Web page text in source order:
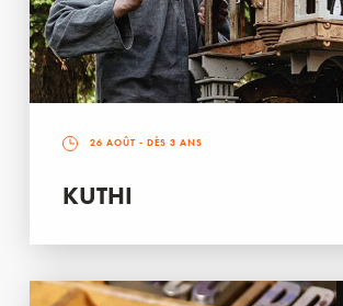
26 AOÛT - DÈS 3 ANS
KUTHI